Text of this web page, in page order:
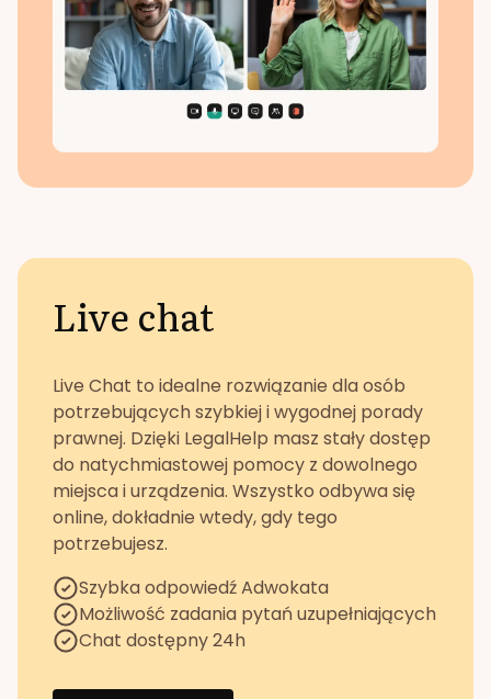
Live chat
Live Chat to idealne rozwiązanie dla osób
potrzebujących szybkiej i wygodnej porady
prawnej. Dzięki LegalHelp masz stały dostęp
do natychmiastowej pomocy z dowolnego
miejsca i urządzenia. Wszystko odbywa się
online, dokładnie wtedy, gdy tego
potrzebujesz.
Szybka odpowiedź Adwokata
Możliwość zadania pytań uzupełniających
Chat dostępny 24h